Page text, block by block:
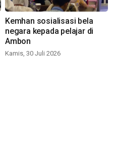
Kemhan sosialisasi bela
negara kepada pelajar di
Ambon
Kamis, 30 Juli 2026